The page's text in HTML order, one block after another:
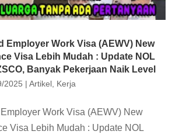
Employer Work Visa (AEWV) New
Visa Lebih Mudah : Update NOL
Banyak Pekerjaan Naik Level
2025 |Artikel, Kerja
Work Visa (AEWV) New
Visa Lebih Mudah : Update NOL